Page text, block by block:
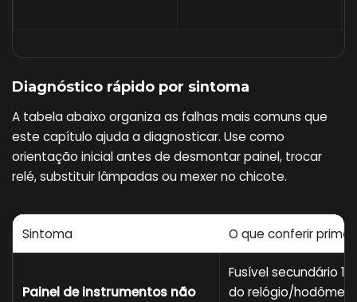
Diagnóstico rápido por sintoma
A tabela abaixo organiza as falhas mais comuns que
este capítulo ajuda a diagnosticar. Use como
orientação inicial antes de desmontar painel, trocar
relé, substituir lâmpadas ou mexer no chicote.
Sintoma O que conferir
Painel de instrumentos não
Fusível secundário
do relógio/